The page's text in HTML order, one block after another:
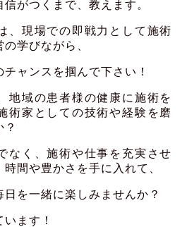
がつくまで、教えます。
、現場での即戦力として施術
学びながら、
ャンスを掴んで下さい！
地域の患者様の健康に施術を
術家としての技術や経験を磨
なく、施術や仕事を充実させ
間や豊かさを手に入れて、
を一緒に楽しみませんか？
ます！